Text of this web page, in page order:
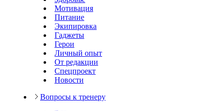
Мотивация
Питание
Экипировка
Гаджеты
Герои
Личный опыт
От редакции
Спецпроект
Новости
Вопросы к тренеру